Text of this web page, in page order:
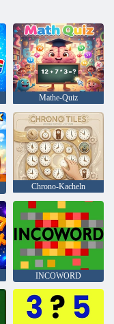
Mathe-Quiz
Chrono-Kacheln
INCOWORD